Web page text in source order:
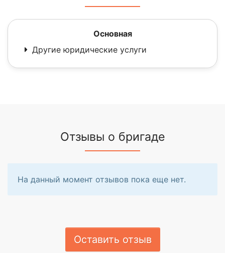
Основная
Другие юридические услуги
Отзывы о бригаде
На данный момент отзывов пока еще нет.
Оставить отзыв